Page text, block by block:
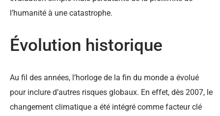
l’humanité à une catastrophe.
Évolution historique
Au fil des années, l’horloge de la fin du monde a évolué
pour inclure d’autres risques globaux. En effet, dès 2007, le
changement climatique a été intégré comme facteur clé